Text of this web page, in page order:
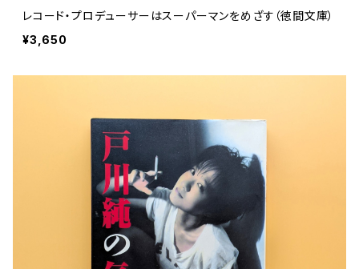
レコード・プロデューサーはスーパーマンをめざす（徳間文庫）
¥3,650